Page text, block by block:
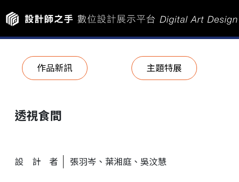
作品新訊 主題特展
透視食間
設計者 張羽岑、葉湘庭、吳汶慧